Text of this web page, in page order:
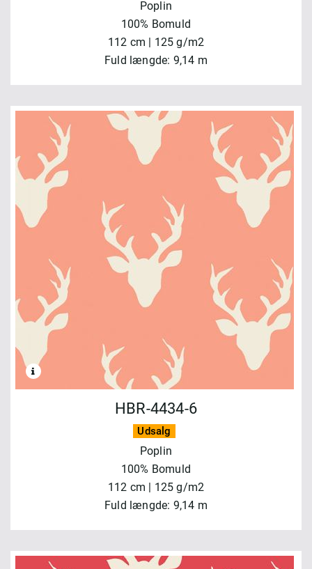
Poplin
100% Bomuld
112 cm | 125 g/m2
Fuld længde: 9,14 m
HBR-4434-6
Udsalg
Poplin
100% Bomuld
112 cm | 125 g/m2
Fuld længde: 9,14 m